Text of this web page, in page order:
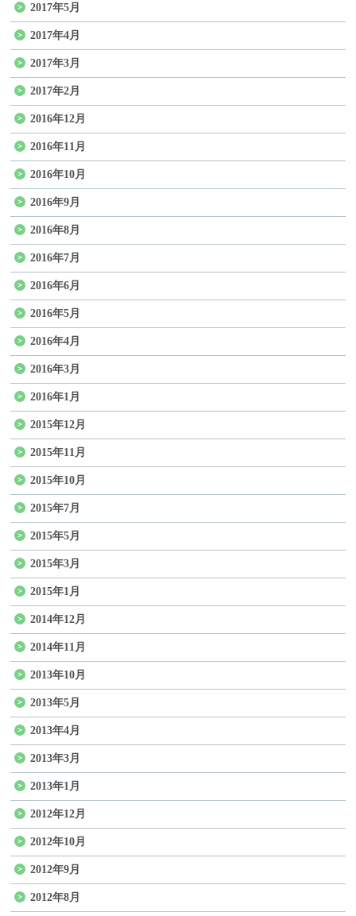
2017年5月
2017年4月
2017年3月
2017年2月
2016年12月
2016年11月
2016年10月
2016年9月
2016年8月
2016年7月
2016年6月
2016年5月
2016年4月
2016年3月
2016年1月
2015年12月
2015年11月
2015年10月
2015年7月
2015年5月
2015年3月
2015年1月
2014年12月
2014年11月
2013年10月
2013年5月
2013年4月
2013年3月
2013年1月
2012年12月
2012年10月
2012年9月
2012年8月